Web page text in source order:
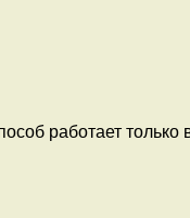
работает